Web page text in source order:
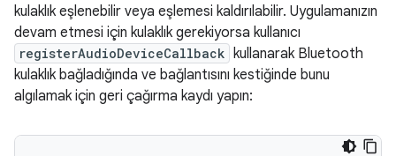
kulaklık eşlenebilir veya eşlemesi kaldırılabilir. Uygulamanızın
devam etmesi için kulaklık gerekiyorsa kullanıcı
registerAudioDeviceCallback kullanarak Bluetooth
kulaklık bağladığında ve bağlantısını kestiğinde bunu
algılamak için geri çağırma kaydı yapın: